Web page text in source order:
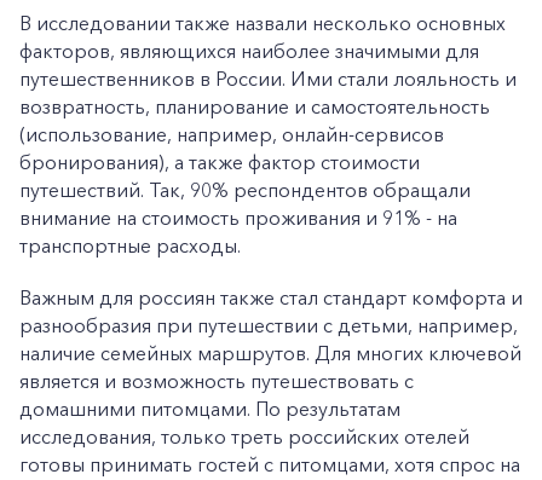
В исследовании также назвали несколько основных
факторов, являющихся наиболее значимыми для
путешественников в России. Ими стали лояльность и
возвратность, планирование и самостоятельность
(использование, например, онлайн-сервисов
бронирования), а также фактор стоимости
путешествий. Так, 90% респондентов обращали
внимание на стоимость проживания и 91% - на
транспортные расходы.
Важным для россиян также стал стандарт комфорта и
разнообразия при путешествии с детьми, например,
наличие семейных маршрутов. Для многих ключевой
является и возможность путешествовать с
домашними питомцами. По результатам
исследования, только треть российских отелей
готовы принимать гостей с питомцами, хотя спрос на